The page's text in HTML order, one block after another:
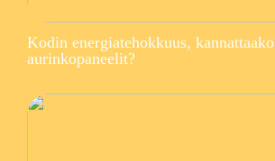
Kodin energiatehokkuus, kannattaako
aurinkopaneelit?